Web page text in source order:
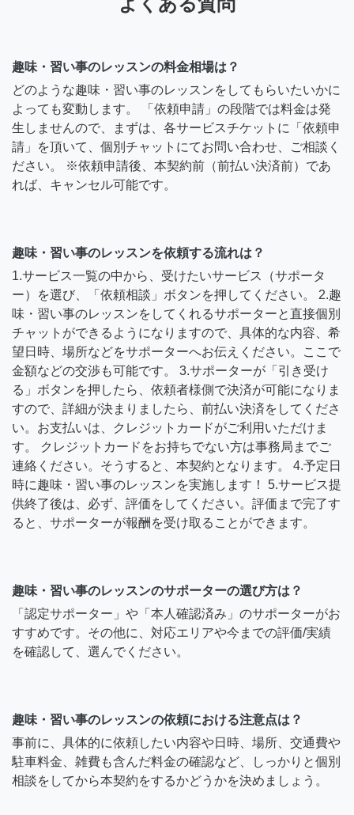
趣味・習い事のレッスンの料金相場は？
どのような趣味・習い事のレッスンをしてもらいたいかに
よっても変動します。 「依頼申請」の段階では料金は発
生しませんので、まずは、各サービスチケットに「依頼申
請」を頂いて、個別チャットにてお問い合わせ、ご相談く
ださい。 ※依頼申請後、本契約前（前払い決済前）であ
れば、キャンセル可能です。
趣味・習い事のレッスンを依頼する流れは？
1.サービス一覧の中から、受けたいサービス（サポータ
ー）を選び、「依頼相談」ボタンを押してください。 2.趣
味・習い事のレッスンをしてくれるサポーターと直接個別
チャットができるようになりますので、具体的な内容、希
望日時、場所などをサポーターへお伝えください。ここで
金額などの交渉も可能です。 3.サポーターが「引き受け
る」ボタンを押したら、依頼者様側で決済が可能になりま
すので、詳細が決まりましたら、前払い決済をしてくださ
い。お支払いは、クレジットカードがご利用いただけま
す。 クレジットカードをお持ちでない方は事務局までご
連絡ください。そうすると、本契約となります。 4.予定日
時に趣味・習い事のレッスンを実施します！ 5.サービス提
供終了後は、必ず、評価をしてください。評価まで完了す
ると、サポーターが報酬を受け取ることができます。
趣味・習い事のレッスンのサポーターの選び方は？
「認定サポーター」や「本人確認済み」のサポーターがお
すすめです。その他に、対応エリアや今までの評価/実績
を確認して、選んでください。
趣味・習い事のレッスンの依頼における注意点は？
事前に、具体的に依頼したい内容や日時、場所、交通費や
駐車料金、雑費も含んだ料金の確認など、しっかりと個別
相談をしてから本契約をするかどうかを決めましょう。